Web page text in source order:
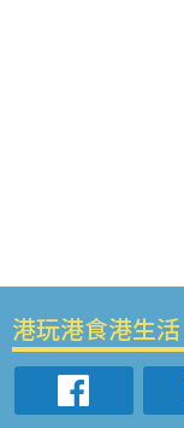
港玩港食港生活